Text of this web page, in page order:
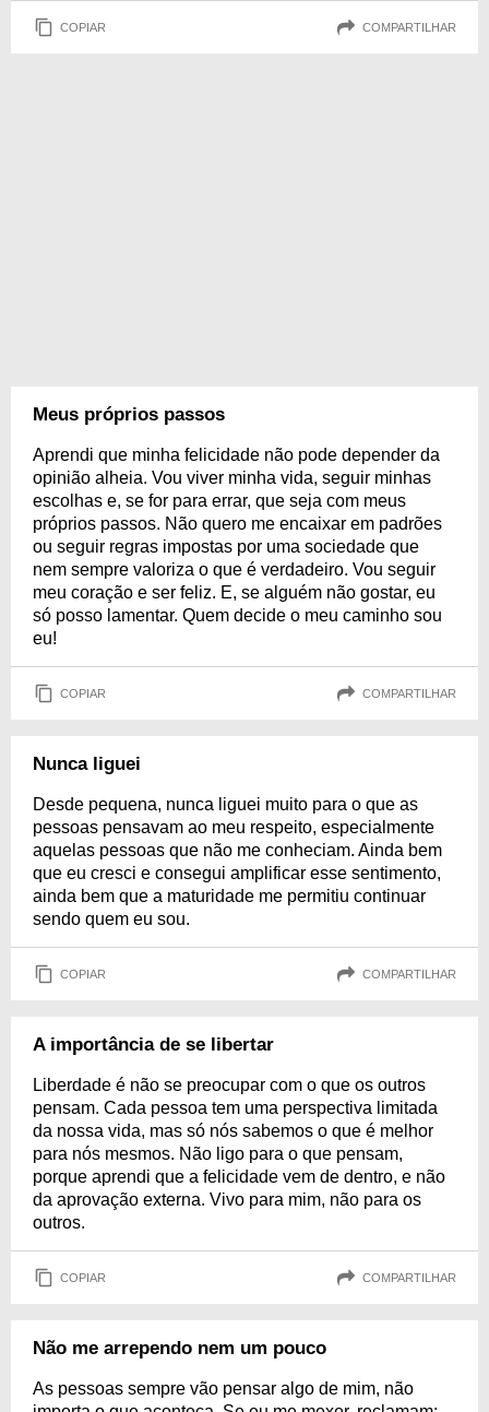
COPIAR COMPARTILHAR
Meus próprios passos
Aprendi que minha felicidade não pode depender da
opinião alheia. Vou viver minha vida, seguir minhas
escolhas e, se for para errar, que seja com meus
próprios passos. Não quero me encaixar em padrões
ou seguir regras impostas por uma sociedade que
nem sempre valoriza o que é verdadeiro. Vou seguir
meu coração e ser feliz. E, se alguém não gostar, eu
só posso lamentar. Quem decide o meu caminho sou
eu!
COPIAR COMPARTILHAR
Nunca liguei
Desde pequena, nunca liguei muito para o que as
pessoas pensavam ao meu respeito, especialmente
aquelas pessoas que não me conheciam. Ainda bem
que eu cresci e consegui amplificar esse sentimento,
ainda bem que a maturidade me permitiu continuar
sendo quem eu sou.
COPIAR COMPARTILHAR
A importância de se libertar
Liberdade é não se preocupar com o que os outros
pensam. Cada pessoa tem uma perspectiva limitada
da nossa vida, mas só nós sabemos o que é melhor
para nós mesmos. Não ligo para o que pensam,
porque aprendi que a felicidade vem de dentro, e não
da aprovação externa. Vivo para mim, não para os
outros.
COPIAR COMPARTILHAR
Não me arrependo nem um pouco
As pessoas sempre vão pensar algo de mim, não